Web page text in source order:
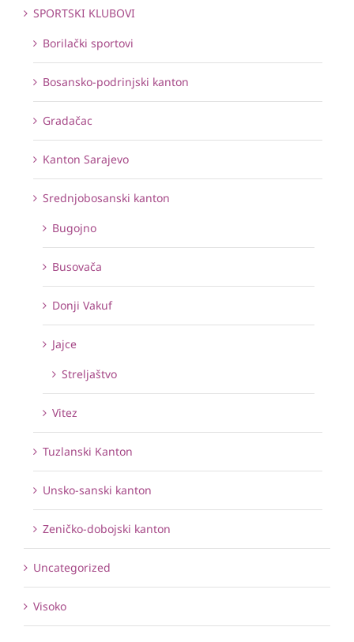
SPORTSKI KLUBOVI
Borilački sportovi
Bosansko-podrinjski kanton
Gradačac
Kanton Sarajevo
Srednjobosanski kanton
Bugojno
Busovača
Donji Vakuf
Jajce
Streljaštvo
Vitez
Tuzlanski Kanton
Unsko-sanski kanton
Zeničko-dobojski kanton
Uncategorized
Visoko